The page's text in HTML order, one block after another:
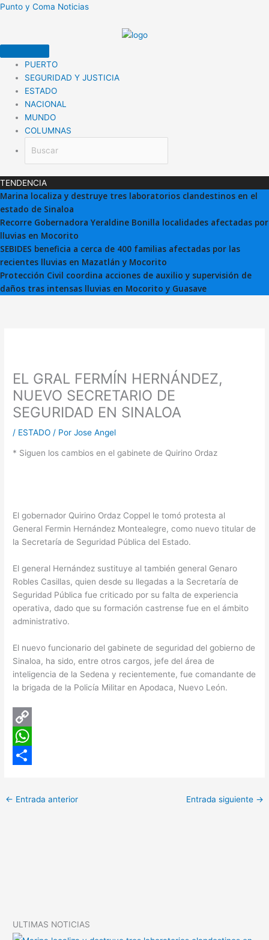
Ir
Punto y Coma Noticias
PUERTO
SEGURIDAD Y JUSTICIA
ESTADO
NACIONAL
MUNDO
COLUMNAS
TENDENCIA
Marina localiza y destruye tres laboratorios clandestinos en el
estado de Sinaloa
Recorre Gobernadora Yeraldine Bonilla localidades afectadas por
lluvias en Mocorito
SEBIDES beneficia a cerca de 400 familias afectadas por las
recientes lluvias en Mazatlán y Mocorito
Protección Civil coordina acciones de auxilio y supervisión de
daños tras intensas lluvias en Mocorito y Guasave
EL GRAL FERMÍN HERNÁNDEZ,
NUEVO SECRETARIO DE
SEGURIDAD EN SINALOA
/ ESTADO / PorJose Angel
* Siguen los cambios en el gabinete de Quirino Ordaz
El gobernador Quirino Ordaz Coppel le tomó protesta al
General Fermin Hernández Montealegre, como nuevo titular de
la Secretaría de Seguridad Pública del Estado.
El general Hernández sustituye al también general Genaro
Robles Casillas, quien desde su llegadas a la Secretaría de
Seguridad Pública fue criticado por su falta de experiencia
operativa, dado que su formación castrense fue en el ámbito
administrativo.
El nuevo funcionario del gabinete de seguridad del gobierno de
Sinaloa, ha sido, entre otros cargos, jefe del área de
inteligencia de la Sedena y recientemente, fue comandante de
la brigada de la Policía Militar en Apodaca, Nuevo León.
C
oW
r
← Entrada anterior Entrada siguiente →
ULTIMAS NOTICIAS